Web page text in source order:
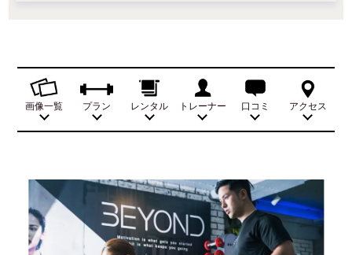
画像一覧 プラン レンタル トレーナー 口コミ アクセス